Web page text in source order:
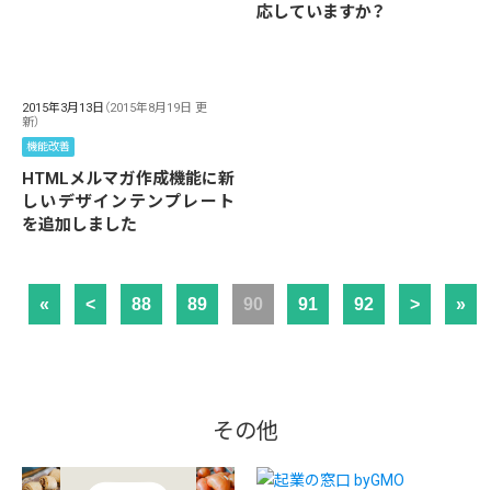
応していますか？
2015年3月13日 （2015年8月19日 更
新）
機能改善
HTMLメルマガ作成機能に新
しいデザインテンプレート
を追加しました
« < 88 89 90 91 92 > »
その他